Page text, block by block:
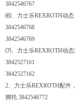
3842546767
⑹、力士乐REXROTH动态
3842546768
3842546769
⑺、力士乐REXROTH动
3842527161
3842527162
2、力士乐REXROTH配件
脚托 3842546772